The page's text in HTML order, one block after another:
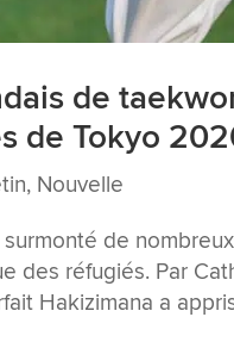
de
de Tokyo
, Nouvelle
surmonté de
des réfugiés. Par
Hakizimana a